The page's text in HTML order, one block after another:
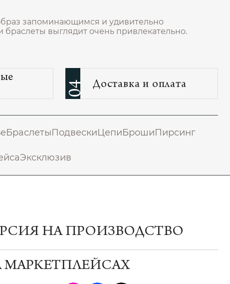
запоминающимся и удивительно
выглядит очень привлекательно.
04 Доставка и оплата
БраслетыПодвескиЦепиБрошиПирсинг
Эксклюзив
НА ПРОИЗВОДСТВО